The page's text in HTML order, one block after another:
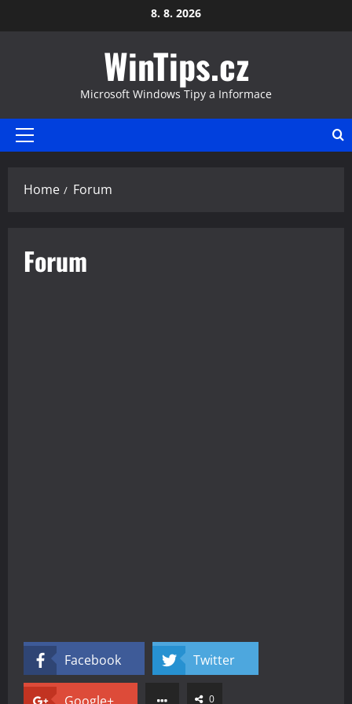
to
8. 8. 2026
WinTips.cz
Microsoft Windows Tipy a Informace
Primary
Home Forum
Forum
Facebook Twitter
0